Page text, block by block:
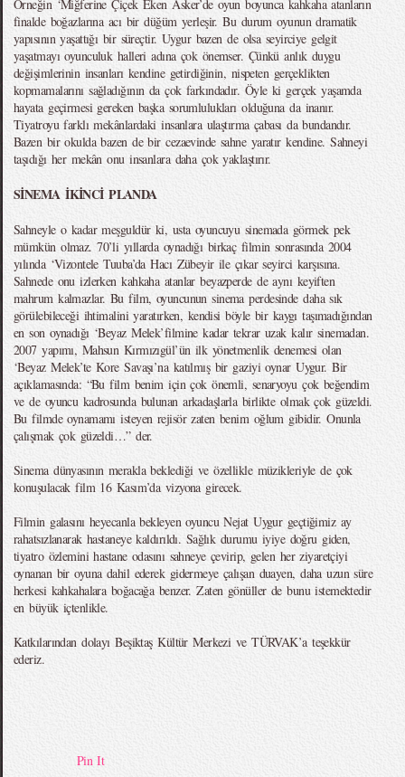
Örneğin ‘Miğferine Çiçek Eken Asker’de oyun boyunca kahkaha atanların
finalde boğazlarına acı bir düğüm yerleşir. Bu durum oyunun dramatik
yapısının yaşattığı bir süreçtir. Uygur bazen de olsa seyirciye gelgit
yaşatmayı oyunculuk halleri adına çok önemser. Çünkü anlık duygu
değişimlerinin insanları kendine getirdiğinin, nispeten gerçeklikten
kopmamalarını sağladığının da çok farkındadır. Öyle ki gerçek yaşamda
hayata geçirmesi gereken başka sorumlulukları olduğuna da inanır.
Tiyatroyu farklı mekânlardaki insanlara ulaştırma çabası da bundandır.
Bazen bir okulda bazen de bir cezaevinde sahne yaratır kendine. Sahneyi
taşıdığı her mekân onu insanlara daha çok yaklaştırır.
SİNEMA İKİNCİ PLANDA
Sahneyle o kadar meşguldür ki, usta oyuncuyu sinemada görmek pek
mümkün olmaz. 70’li yıllarda oynadığı birkaç filmin sonrasında 2004
yılında ‘Vizontele Tuuba’da Hacı Zübeyir ile çıkar seyirci karşısına.
Sahnede onu izlerken kahkaha atanlar beyazperde de aynı keyiften
mahrum kalmazlar. Bu film, oyuncunun sinema perdesinde daha sık
görülebileceği ihtimalini yaratırken, kendisi böyle bir kaygı taşımadığından
en son oynadığı ‘Beyaz Melek’filmine kadar tekrar uzak kalır sinemadan.
2007 yapımı, Mahsun Kırmızıgül’ün ilk yönetmenlik denemesi olan
‘Beyaz Melek’te Kore Savaşı’na katılmış bir gaziyi oynar Uygur. Bir
açıklamasında: “Bu film benim için çok önemli, senaryoyu çok beğendim
ve de oyuncu kadrosunda bulunan arkadaşlarla birlikte olmak çok güzeldi.
Bu filmde oynamamı isteyen rejisör zaten benim oğlum gibidir. Onunla
çalışmak çok güzeldi…” der.
Sinema dünyasının merakla beklediği ve özellikle müzikleriyle de çok
konuşulacak film 16 Kasım’da vizyona girecek.
Filmin galasını heyecanla bekleyen oyuncu Nejat Uygur geçtiğimiz ay
rahatsızlanarak hastaneye kaldırıldı. Sağlık durumu iyiye doğru giden,
tiyatro özlemini hastane odasını sahneye çevirip, gelen her ziyaretçiyi
oynanan bir oyuna dahil ederek gidermeye çalışan duayen, daha uzun süre
herkesi kahkahalara boğacağa benzer. Zaten gönüller de bunu istemektedir
en büyük içtenlikle.
Katkılarından dolayı Beşiktaş Kültür Merkezi ve TÜRVAK’a teşekkür
ederiz.
Pin It